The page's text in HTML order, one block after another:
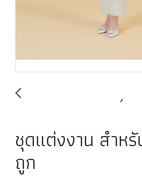
ชุดแต่งงาน สำหรั
ถูก